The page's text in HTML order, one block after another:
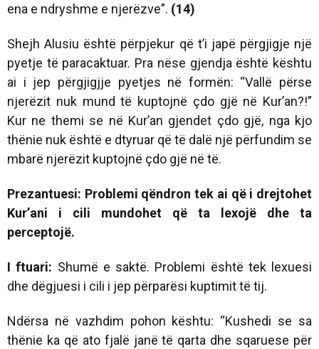
ena e ndryshme e njerëzve”. (14)
Shejh Alusiu është përpjekur që t’i japë përgjigje një
pyetje të paracaktuar. Pra nëse gjendja është kështu
ai i jep përgjigjje pyetjes në formën: “Vallë përse
njerëzit nuk mund të kuptojnë çdo gjë në Kur’an?!”
Kur ne themi se në Kur’an gjendet çdo gjë, nga kjo
thënie nuk është e dtyruar që të dalë një përfundim se
mbarë njerëzit kuptojnë çdo gjë në të.
Prezantuesi: Problemi qëndron tek ai që i drejtohet
Kur’ani i cili mundohet që ta lexojë dhe ta
perceptojë.
I ftuari: Shumë e saktë. Problemi është tek lexuesi
dhe dëgjuesi i cili i jep përparësi kuptimit të tij.
Ndërsa në vazhdim pohon kështu: “Kushedi se sa
thënie ka që ato fjalë janë të qarta dhe sqaruese për